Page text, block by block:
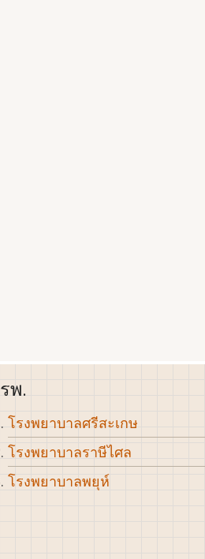
รพ.
โรงพยาบาลศรีสะเกษ
โรงพยาบาลราษีไศล
โรงพยาบาลพยุห์